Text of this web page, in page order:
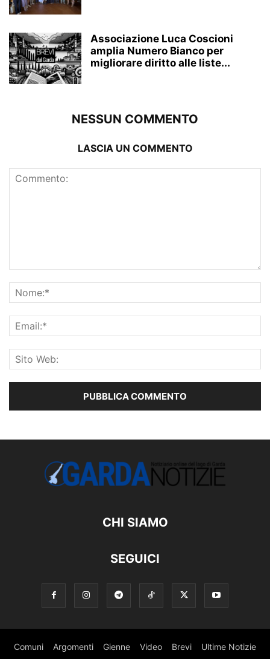
Associazione Luca Coscioni
amplia Numero Bianco per
migliorare diritto alle liste...
NESSUN COMMENTO
LASCIA UN COMMENTO
CHI SIAMO
SEGUICI
Comuni Argomenti Gienne Video Brevi Ultime Notizie